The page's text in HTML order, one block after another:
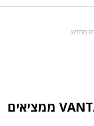
שעת כושר: שעוני VANTAGE ממציאים